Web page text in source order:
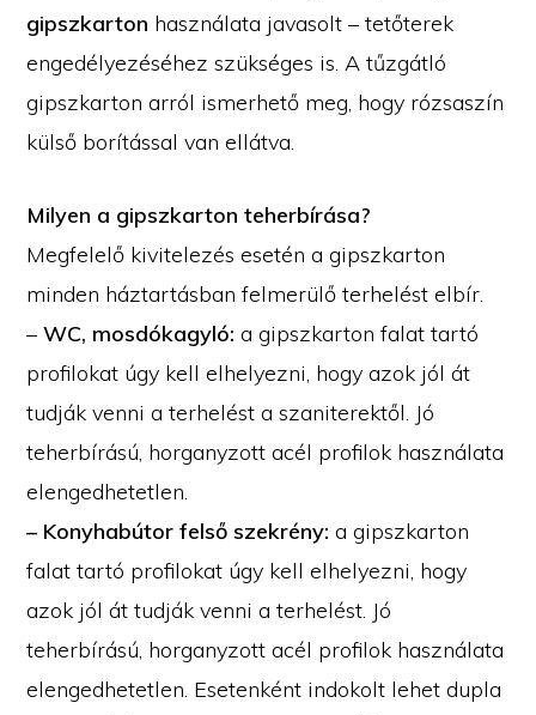
gipszkarton használata javasolt – tetőterek
engedélyezéséhez szükséges is. A tűzgátló
gipszkarton arról ismerhető meg, hogy rózsaszín
külső borítással van ellátva.
Milyen a gipszkarton teherbírása?
Megfelelő kivitelezés esetén a gipszkarton
minden háztartásban felmerülő terhelést elbír.
–WC, mosdókagyló: a gipszkarton falat tartó
profilokat úgy kell elhelyezni, hogy azok jól át
tudják venni a terhelést a szaniterektől. Jó
teherbírású, horganyzott acél profilok használata
elengedhetetlen.
– Konyhabútor felső szekrény: a gipszkarton
falat tartó profilokat úgy kell elhelyezni, hogy
azok jól át tudják venni a terhelést. Jó
teherbírású, horganyzott acél profilok használata
elengedhetetlen. Esetenként indokolt lehet dupla